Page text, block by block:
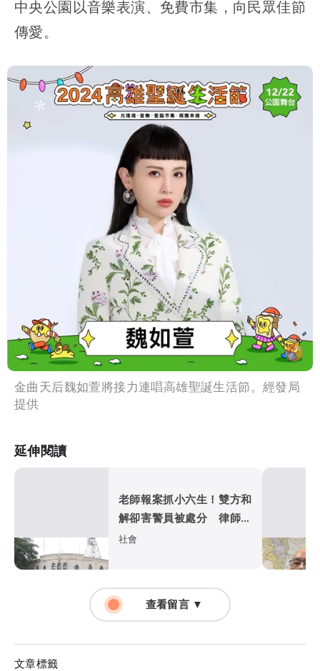
中央公園以音樂表演、免費市集，向民眾佳節
傳愛。
金曲天后魏如萱將接力連唱高雄聖誕生活節。經發局
提供
延伸閱讀
老師報案抓小六生！雙方和
解卻害警員被處分 律師點
出「錯在這」
社會
查看留言 ▼
文章標籤